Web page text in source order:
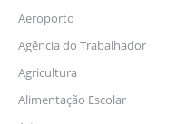
Aeroporto
Agência do Trabalhador
Agricultura
Alimentação Escolar